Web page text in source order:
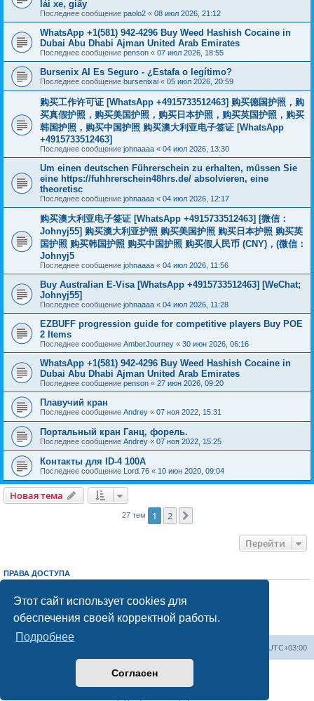
Этот сайт использует cookies для
обеспечения своей корректной работы.
Подробнее
Согласен
lái xe, giấy
Последнее сообщение paolo2 « 08 июл 2026, 21:12
WhatsApp +1(581) 942-4296 Buy Weed Hashish Cocaine in
Dubai Abu Dhabi Ajman United Arab Emirates
Последнее сообщение penson « 07 июл 2026, 18:55
Bursenix AI Es Seguro - ¿Estafa o legítimo?
Последнее сообщение bursenixai « 05 июл 2026, 20:59
购买工作许可证 [WhatsApp +4915733512463] 购买德国护照，购
买真假护照，购买美国护照，购买日本护照，购买英国护照，购买
韩国护照，购买中国护照 购买澳大利亚电子签证 [WhatsApp
+4915733512463]
Последнее сообщение johnaaaa « 04 июл 2026, 13:30
Um einen deutschen Führerschein zu erhalten, müssen Sie
eine https://fuhhrerschein48hrs.de/ absolvieren, eine
theoretisc
Последнее сообщение johnaaaa « 04 июл 2026, 12:17
购买澳大利亚电子签证 [WhatsApp +4915733512463] [微信：
Johnyj55] 购买澳大利亚护照 购买美国护照 购买日本护照 购买英
国护照 购买韩国护照 购买中国护照 购买假人民币 (CNY)，(微信：
Johnyj5
Последнее сообщение johnaaaa « 04 июл 2026, 11:56
Buy Australian E-Visa [WhatsApp +4915733512463] [WeChat;
Johnyj55]
Последнее сообщение johnaaaa « 04 июл 2026, 11:28
EZBUFF progression guide for competitive players Buy POE
2 Items
Последнее сообщение AmberJourney « 30 июн 2026, 06:16
WhatsApp +1(581) 942-4296 Buy Weed Hashish Cocaine in
Dubai Abu Dhabi Ajman United Arab Emirates
Последнее сообщение penson « 27 июн 2026, 09:20
Плавучий кран
Последнее сообщение Andrey « 07 ноя 2022, 15:31
Портальный кран Ганц, форель.
Последнее сообщение Andrey « 07 ноя 2022, 15:25
Контакты для ID-4 100A
Последнее сообщение Lord.76 « 10 июн 2020, 09:04
Новая тема
27 тем 1 2
Перейти
ПРАВА ДОСТУПА
Выне можетеотвечать на сообщения
Выне можетередактировать свои сообщения
Выне можетеудалять свои сообщения
добавлять вложения
UTC+03:00
Создано на основеphpBB® Forum Software © phpBB Limited
Русская поддержка phpBB